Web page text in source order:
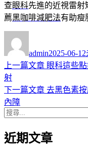
查眼科先進的近視雷射
薦黑咖啡減肥法有助瘦
者
admin佈
日
2025-06-12
文
章
導
覽
上一篇文章 上
篇
眼科這些
射
下一篇文章 下
章:
去黑色素
內障
搜
關
近期文章